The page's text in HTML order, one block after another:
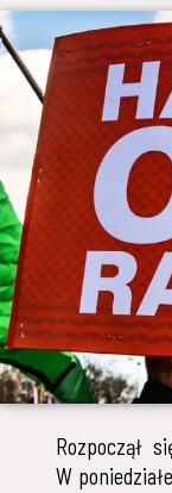
Rozpoczął
W